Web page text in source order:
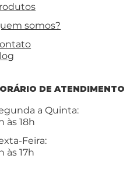
somos?
DE ATENDIMENTO
a Quinta:
às 18h
Feira:
às 17h